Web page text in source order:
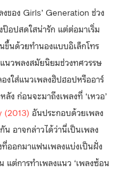
ของ Girls’ Generation ช่วง
ป๊อปสดใสน่ารัก แต่ต่อมาเริ่ม
นด้วยทำนองแบบอิเล็กโทร
นวพลงสมัยนิยมช่วงทศวรรษ
งใส่แนวเพลงฮิปฮอปหรืออาร์
ง ก่อนจะมาถึงเพลงที่ ‘เหวอ’
(2013) อันประกอบด้วยเพลง
น อาจกล่าวได้ว่านี่เป็นเพลง
ออกมาแฟนเพลงแบ่งเป็นฝั่ง
แต่การทำเพลงแนว ‘เพลงซ้อน